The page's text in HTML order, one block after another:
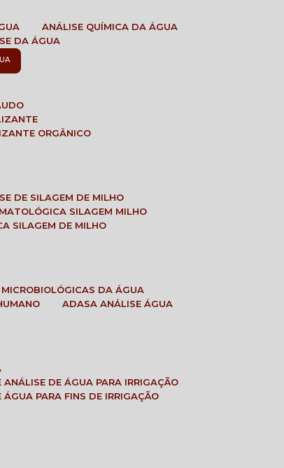
ANÁLISE QUÍMICA DA ÁGUA
DA ÁGUA
ORGÂNICO
DE SILAGEM DE MILHO
SILAGEM MILHO
SILAGEM DE MILHO
MICROBIOLÓGICAS DA ÁGUA
ADASA ANÁLISE ÁGUA
ANÁLISE DE ÁGUA PARA IRRIGAÇÃO
ÁGUA PARA FINS DE IRRIGAÇÃO